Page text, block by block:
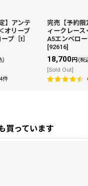
】アンテ
オリーブ
プ［t］
)
4件
完売【予約限
ィークレース
A5エンベロ
[92616]
18,700円 (税
[Sold Out]
買っています